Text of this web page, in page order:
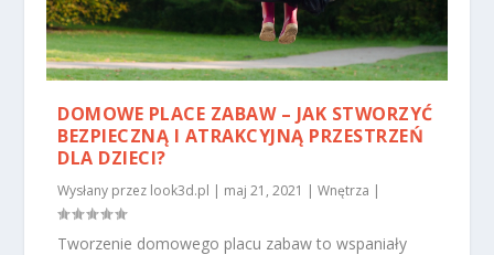
DOMOWE PLACE ZABAW – JAK STWORZYĆ
BEZPIECZNĄ I ATRAKCYJNĄ PRZESTRZEŃ
DLA DZIECI?
Wysłany przez look3d.pl | maj 21, 2021 |Wnętrza |
Tworzenie domowego placu zabaw to wspaniały